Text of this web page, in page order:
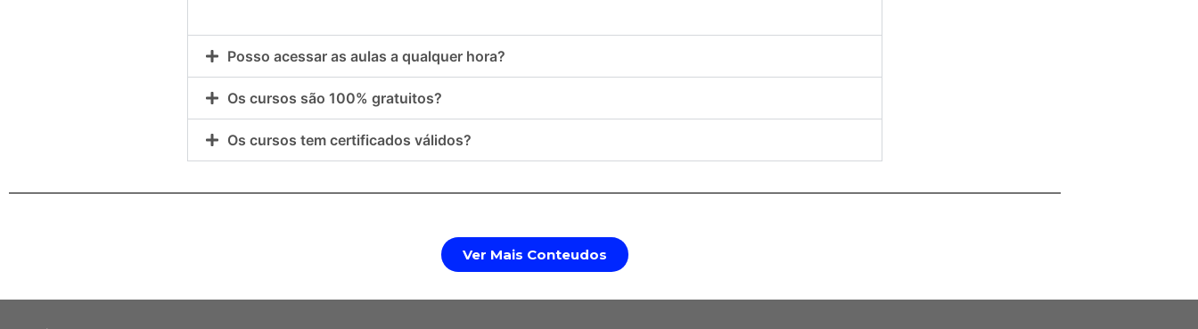
Posso acessar as aulas a qualquer hora?
Os cursos são 100% gratuitos?
Os cursos tem certificados válidos?
Ver Mais Conteudos